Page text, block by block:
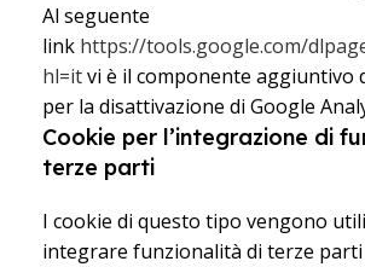
Al seguente
link https://tools.google.com/
hl=itvi è il componente aggiuntivo
per la disattivazione di Google
Cookie per l’integrazione di
terze parti
I cookie di questo tipo vengono
integrare funzionalità di terze parti